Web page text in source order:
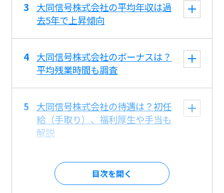
大同信号株式会社の平均年収は過
去5年で上昇傾向
大同信号株式会社のボーナスは？
平均残業時間も調査
大同信号株式会社の待遇は？初任
給（手取り）、福利厚生や手当も
解説
目次を